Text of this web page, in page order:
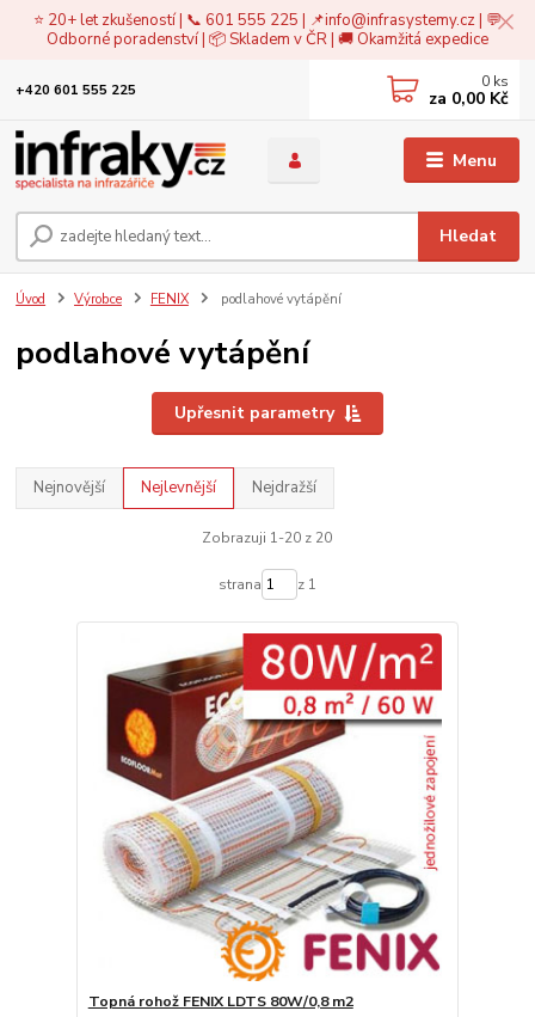
⭐ 20+ let zkušeností | 📞 601 555 225 | 📌info@infrasystemy.cz| 💬
Odborné poradenství | 📦 Skladem v ČR | 🚚 Okamžitá expedice
Menu
Hledat
+420 601 555 225 0 ks
za 0,00 Kč
Úvod Výrobce FENIX podlahové vytápění
podlahové vytápění
Upřesnit parametry
Nejnovější Nejlevnější Nejdražší
Zobrazuji 1-20 z 20
strana z 1
Topná rohož FENIX LDTS 80W/0,8 m2